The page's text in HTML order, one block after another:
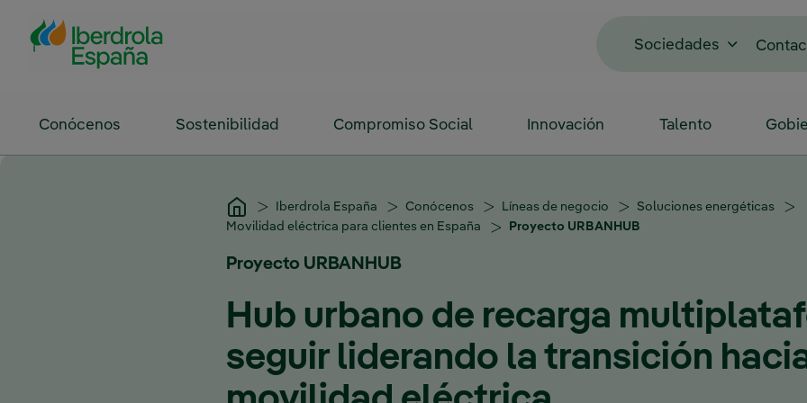
Saltar al contenido principal
Sociedades
Conócenos Sostenibilidad Compromiso Social Innovación Talento
Iberdrola España Conócenos Líneas de negocio
Soluciones energéticas
Movilidad eléctrica para clientes en España
Proyecto URBANHUB
Proyecto URBANHUB
Hub urbano de recarga
seguir liderando la transición